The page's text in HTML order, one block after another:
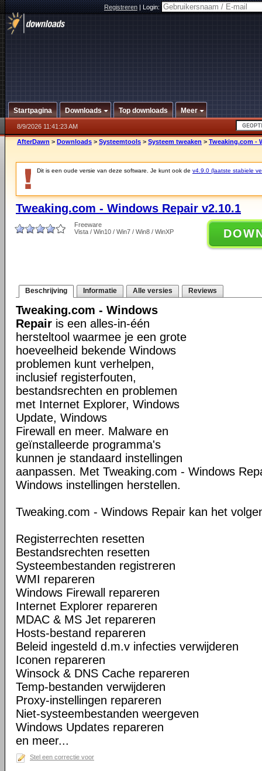
Registreren|Login:
Startpagina Downloads Top downloads Meer
8/9/2026 11:41:23 AM
AfterDawn > Downloads > Systeemtools > Systeem tweaken > Tweaking.com -
Dit is een oude versie van deze software. Je kunt ook de v4.9.0 (laatste stabiele
Tweaking.com - Windows Repair v2.10.1
Freeware
Vista / Win10 / Win7 / Win8 / WinXP
Beschrijving Informatie Alle versies Reviews
Tweaking.com - Windows
Repair is een alles-in-één
hersteltool waarmee je een grote
hoeveelheid bekende Windows
problemen kunt verhelpen,
inclusief registerfouten,
bestandsrechten en problemen
met Internet Explorer, Windows
Update, Windows
Firewall en meer. Malware en
geïnstalleerde programma's
kunnen je standaard instellingen
aanpassen. Met Tweaking.com - Windows
Windows instellingen herstellen.
Tweaking.com - Windows Repair kan het
Registerrechten resetten
Bestandsrechten resetten
Systeembestanden registreren
WMI repareren
Windows Firewall repareren
Internet Explorer repareren
MDAC & MS Jet repareren
Hosts-bestand repareren
Beleid ingesteld d.m.v infecties verwijderen
Iconen repareren
Winsock & DNS Cache repareren
Temp-bestanden verwijderen
Proxy-instellingen repareren
Niet-systeembestanden weergeven
Windows Updates repareren
en meer...
Stel een correctie voor